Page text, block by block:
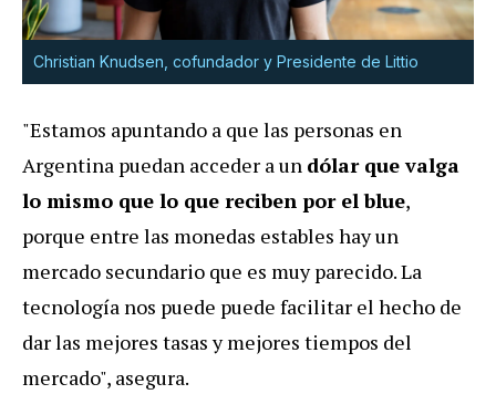
Christian Knudsen, cofundador y Presidente de Littio
"Estamos apuntando a que las personas en
Argentina puedan acceder a un dólar que valga
lo mismo que lo que reciben por el blue,
porque entre las monedas estables hay un
mercado secundario que es muy parecido. La
tecnología nos puede puede facilitar el hecho de
dar las mejores tasas y mejores tiempos del
mercado", asegura.